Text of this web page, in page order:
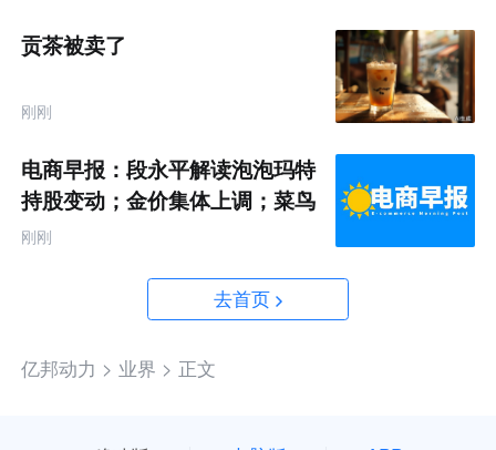
贡茶被卖了
刚刚
电商早报：段永平解读泡泡玛特
持股变动；金价集体上调；菜鸟
推出全球三日达跨境物流
刚刚
去首页
亿邦动力 > 业界 > 正文